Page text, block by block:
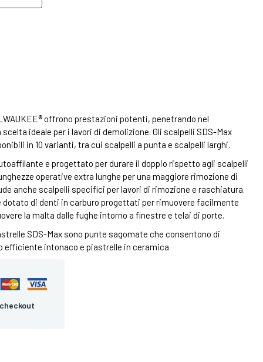
offrono prestazioni potenti, penetrando nel
ideale per i lavori di demolizione. Gli scalpelli SDS-Max
in 10 varianti, tra cui scalpelli a punta e scalpelli larghi.
e progettato per durare il doppio rispetto agli scalpelli
operative extra lunghe per una maggiore rimozione di
anche scalpelli specifici per lavori di rimozione e raschiatura.
dotato di denti in carburo progettati per rimuovere facilmente
la malta dalle fughe intorno a finestre e telai di porte.
SDS-Max sono punte sagomate che consentono di
efficiente intonaco e piastrelle in ceramica